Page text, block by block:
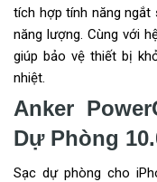
tích hợp tính năng ngắt
năng lượng. Cùng với
giúp bảo vệ thiết bị
nhiệt.
Anker
Dự Phòng
Sạc dự phòng cho